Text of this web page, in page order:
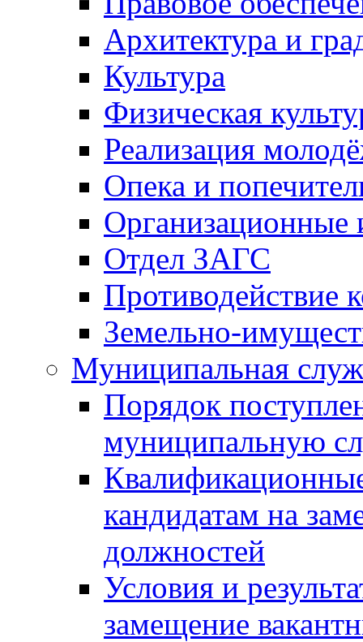
Архитектура и
Культура
Физическая
Реализация
Опека и
Отдел ЗАГС
Противодействие
Земельно-
Муниципальная
Порядок
муниципальную
кандидатам на
должностей
Условия и
замещение